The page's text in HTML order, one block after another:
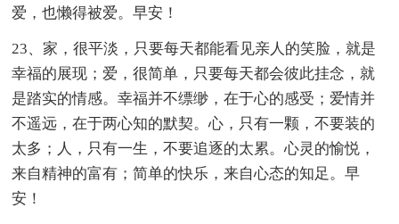
爱，也懒得被爱。早安！
23、家，很平淡，只要每天都能看见亲人的笑脸，就是
幸福的展现；爱，很简单，只要每天都会彼此挂念，就
是踏实的情感。幸福并不缥缈，在于心的感受；爱情并
不遥远，在于两心知的默契。心，只有一颗，不要装的
太多；人，只有一生，不要追逐的太累。心灵的愉悦，
来自精神的富有；简单的快乐，来自心态的知足。早
安！